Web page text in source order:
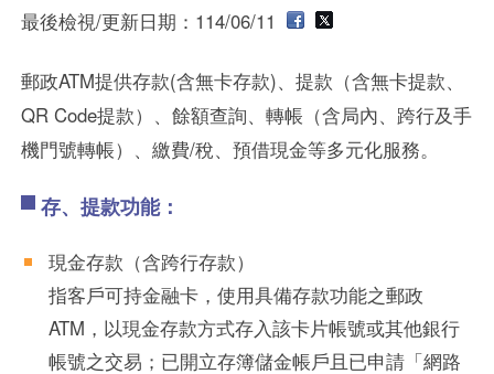
最後檢視/更新日期：114/06/11
郵政ATM提供存款(含無卡存款)、提款（含無卡提款、
QR Code提款）、餘額查詢、轉帳（含局內、跨行及手
機門號轉帳）、繳費/稅、預借現金等多元化服務。
存、提款功能：
現金存款（含跨行存款）
指客戶可持金融卡，使用具備存款功能之郵政
ATM，以現金存款方式存入該卡片帳號或其他銀行
帳號之交易；已開立存簿儲金帳戶且已申請「網路